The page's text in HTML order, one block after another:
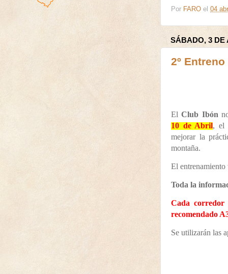
Por FARO el 04
SÁBADO, 3 DE
2º
ElClub Ibón
10 de Abril, el
mejorar la
montaña.
El
Toda la
Cada
recomendado
Se utilizarán las